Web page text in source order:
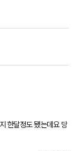
한달정도 됐는데요 당
랑 차 얘